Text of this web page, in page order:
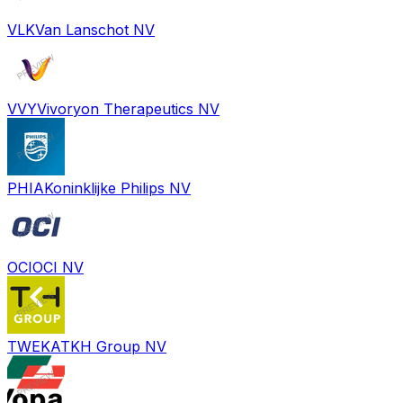
VLKVan Lanschot NV
VVYVivoryon Therapeutics NV
PHIAKoninklijke Philips NV
OCIOCI NV
TWEKATKH Group NV